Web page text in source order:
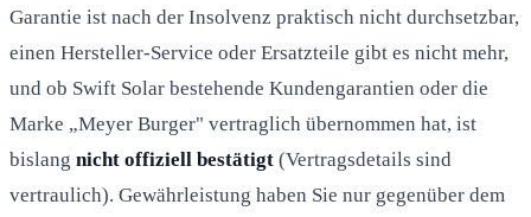
Garantie ist nach der Insolvenz praktisch nicht durchsetzbar,
einen Hersteller-Service oder Ersatzteile gibt es nicht mehr,
und ob Swift Solar bestehende Kundengarantien oder die
Marke „Meyer Burger" vertraglich übernommen hat, ist
bislang nicht offiziell bestätigt (Vertragsdetails sind
vertraulich). Gewährleistung haben Sie nur gegenüber dem